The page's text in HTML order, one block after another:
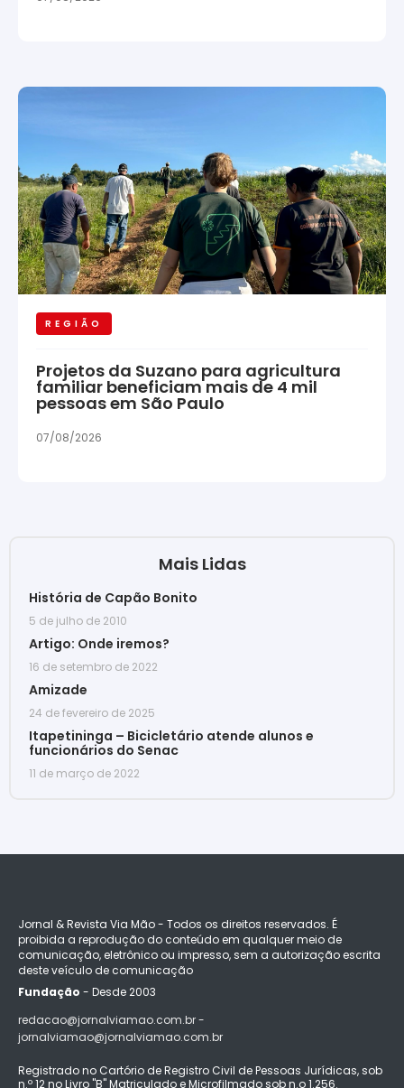
REGIÃO
Projetos da Suzano para agricultura
familiar beneficiam mais de 4 mil
pessoas em São Paulo
07/08/2026
Mais Lidas
História de Capão Bonito
5 de julho de 2010
Artigo: Onde iremos?
16 de setembro de 2022
Amizade
24 de fevereiro de 2025
Itapetininga – Bicicletário atende alunos e
funcionários do Senac
11 de março de 2022
Jornal & Revista Via Mão - Todos os direitos reservados. É
proibida a reprodução do conteúdo em qualquer meio de
comunicação, eletrônico ou impresso, sem a autorização escrita
deste veículo de comunicação
Fundação - Desde 2003
redacao@jornalviamao.com.br -
jornalviamao@jornalviamao.com.br
Registrado no Cartório de Registro Civil de Pessoas Jurídicas, sob
n.º 12 no Livro "B" Matriculado e Microfilmado sob n.o 1.256.